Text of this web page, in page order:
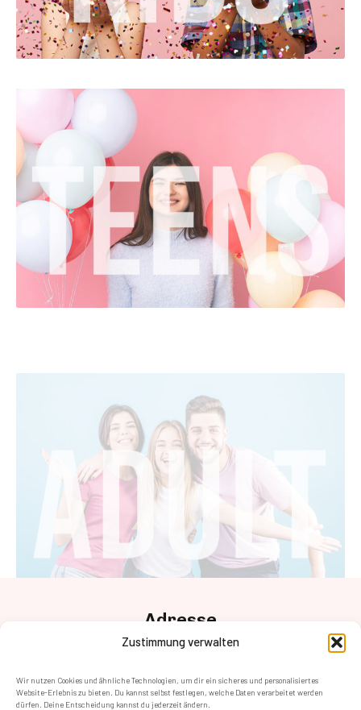
Zustimmung verwalten
Wir nutzen Cookies und ähnliche Technologien, um dir ein sicheres und personalisiertes
Website-Erlebnis zu bieten. Du kannst selbst festlegen, welche Daten verarbeitet werden
dürfen. Deine Entscheidung kannst du jederzeit ändern.
Adresse
Anton-Baumgartner Str. 125/2/02,
Kontakt
+43 (1) 8905884 – 400